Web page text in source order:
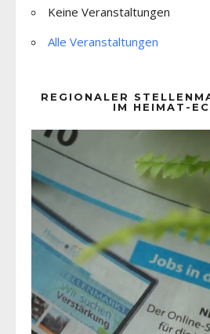
Keine Veranstaltungen
Alle Veranstaltungen
REGIONALER
IM HEIMAT-
Player